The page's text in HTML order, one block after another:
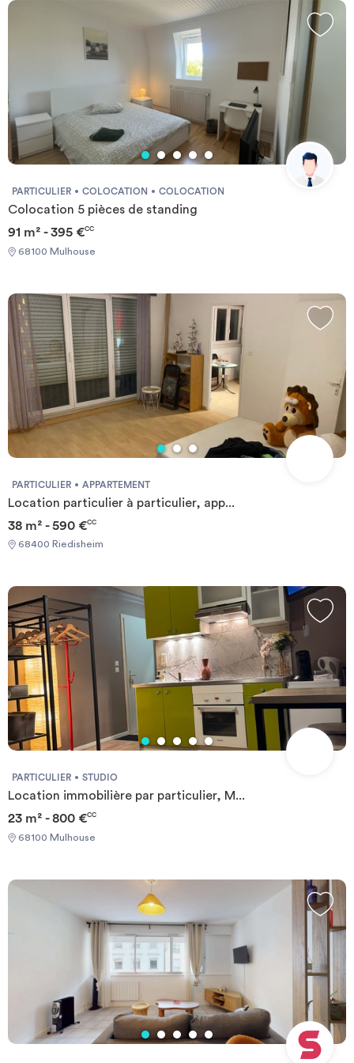
petit déjeuner sont mêmes disponibles dans certaines de nos
résidences. Vous pourrez aussi trouver un local à vélo et des
places de parking afin de simplifier vos déplacements.
PARTICULIER COLOCATION COLOCATION
Colocation 5 pièces de standing
91 m² - 395 €CC
68100 Mulhouse
PARTICULIER APPARTEMENT
Location particulier à particulier, app...
38 m² - 590 €CC
68400 Riedisheim
PARTICULIER STUDIO
Location immobilière par particulier, M...
23 m² - 800 €CC
68100 Mulhouse